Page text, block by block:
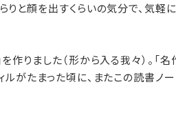
と顔を出すくらいの気分で、気軽
作りました（形から入る我々）。「
がたまった頃に、またこの読書ノ